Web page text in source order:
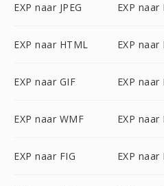
EXP naar JPEG EXP naar
EXP naar HTML EXP naar
EXP naar GIF EXP naar
EXP naar WMF EXP naar
EXP naar FIG EXP naar